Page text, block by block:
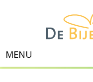
MENU